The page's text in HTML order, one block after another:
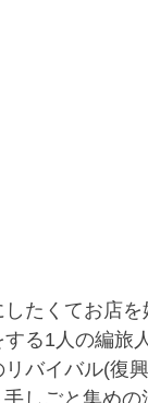
たくてお店を
る1人の編旅
バイバル(復
しごと集めの